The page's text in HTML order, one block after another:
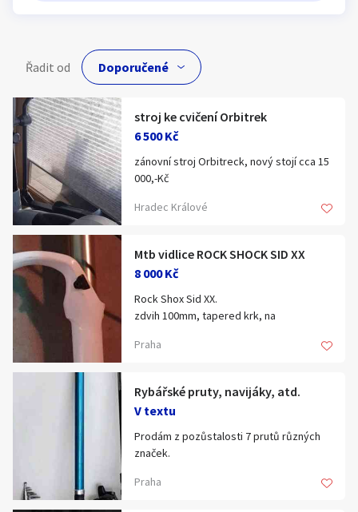
Řadit od
stroj ke cvičení Orbitrek
6 500 Kč
zánovní stroj Orbitreck, nový stojí cca 15
000,-Kč
Hradec Králové
Mtb vidlice ROCK SHOCK SID XX
8 000 Kč
Rock Shox Sid XX.
zdvih 100mm, tapered krk, na
Cena 8000,-Kč.
Praha
Rybářské pruty, navijáky, atd.
V textu
Prodám z pozůstalosti 7 prutů různých
značek.
větší navijáky 50-60 mm.
Praha
Celá ČR
Hlavní město Praha
Jihočeský kraj
Jihomoravský kraj
Zobrazit všechny regiony
Stáří inzerátu
Hledat v textu
Nabídka/poptávka
Ráno Večer
E-mail
Souhlasím s personalizací nabídek, zasíláním
marketingových materiálů a upozornění.